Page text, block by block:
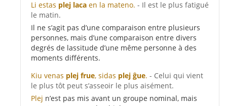
Li estas plej laca en la mateno. - Il est le plus fatigué
le matin.
Il ne s’agit pas d’une comparaison entre plusieurs
personnes, mais d’une comparaison entre divers
degrés de lassitude d’une même personne à des
moments différents.
Kiu venas plej frue, sidas plej ĝue. - Celui qui vient
le plus tôt peut s’asseoir le plus aisément.
Plej n’est pas mis avant un groupe nominal, mais